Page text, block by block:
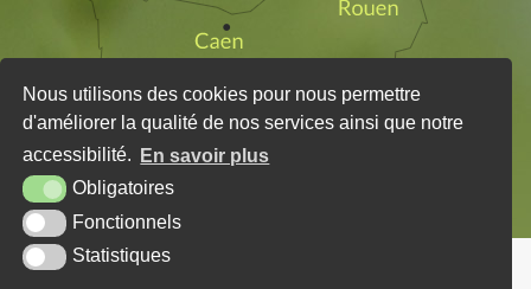
Nous utilisons des cookies pour nous permettre
d'améliorer la qualité de nos services ainsi que notre
accessibilité.
En savoir plus
Obligatoires
Fonctionnels
Statistiques